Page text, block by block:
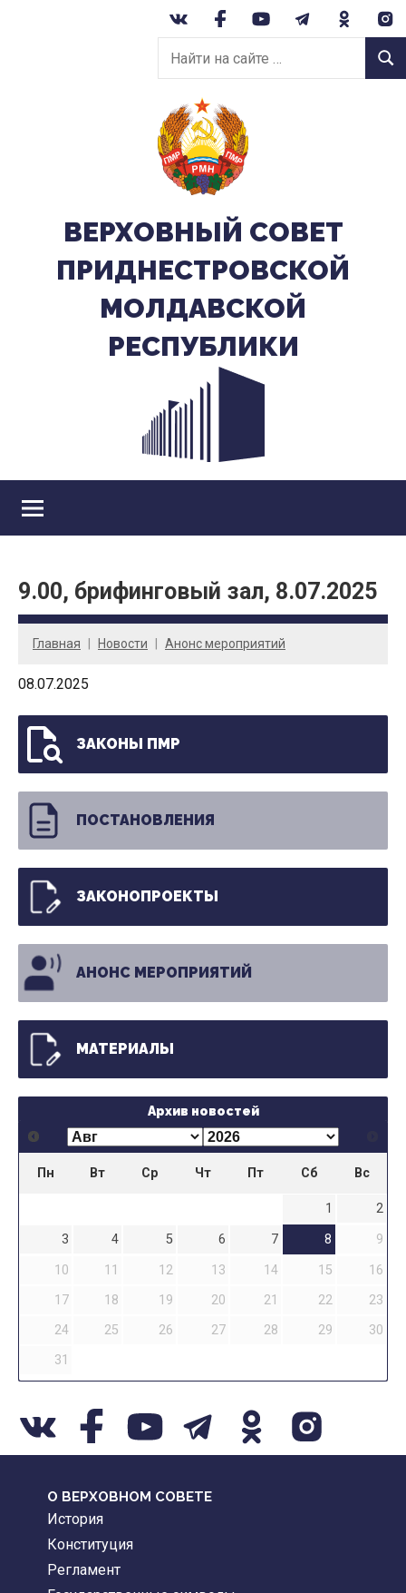
Найти
на
сайте:
ВЕРХОВНЫЙ CОВЕТ
ПРИДНЕСТРОВСКОЙ
МОЛДАВСКОЙ
РЕСПУБЛИКИ
9.00, брифинговый зал, 8.07.2025
Главная Новости Анонс мероприятий
08.07.2025
ЗАКОНЫ ПМР
ПОСТАНОВЛЕНИЯ
ЗАКОНОПРОЕКТЫ
АНОНС МЕРОПРИЯТИЙ
МАТЕРИАЛЫ
Архив новостей
Пн Вт Ср Чт Пт Сб Вс
1
2
3
4 5 6 7 8
9
10
11 12 13 14 15
16
17
18 19 20 21 22
23
24
25 26 27 28 29
30
31
О ВЕРХОВНОМ СОВЕТЕ
История
Конституция
Регламент